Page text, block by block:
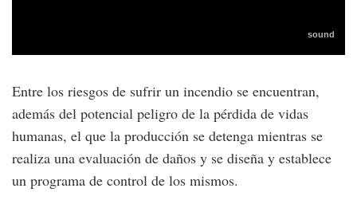
Entre los riesgos de sufrir un incendio se encuentran,
además del potencial peligro de la pérdida de vidas
humanas, el que la producción se detenga mientras se
realiza una evaluación de daños y se diseña y establece
un programa de control de los mismos.